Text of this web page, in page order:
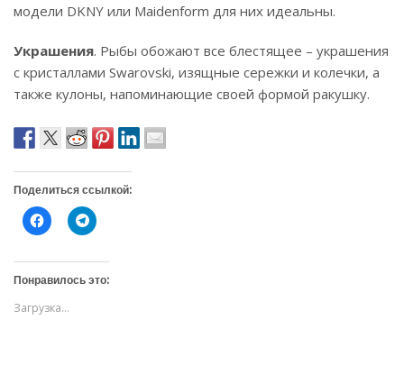
модели DKNY или Maidenform для них идеальны.
Украшения. Рыбы обожают все блестящее – украшения
с кристаллами Swarovski, изящные сережки и колечки, а
также кулоны, напоминающие своей формой ракушку.
Поделиться ссылкой:
Н
а
и
т
е
ч
Н
а
и
т
е
Понравилось это:
Загрузка...